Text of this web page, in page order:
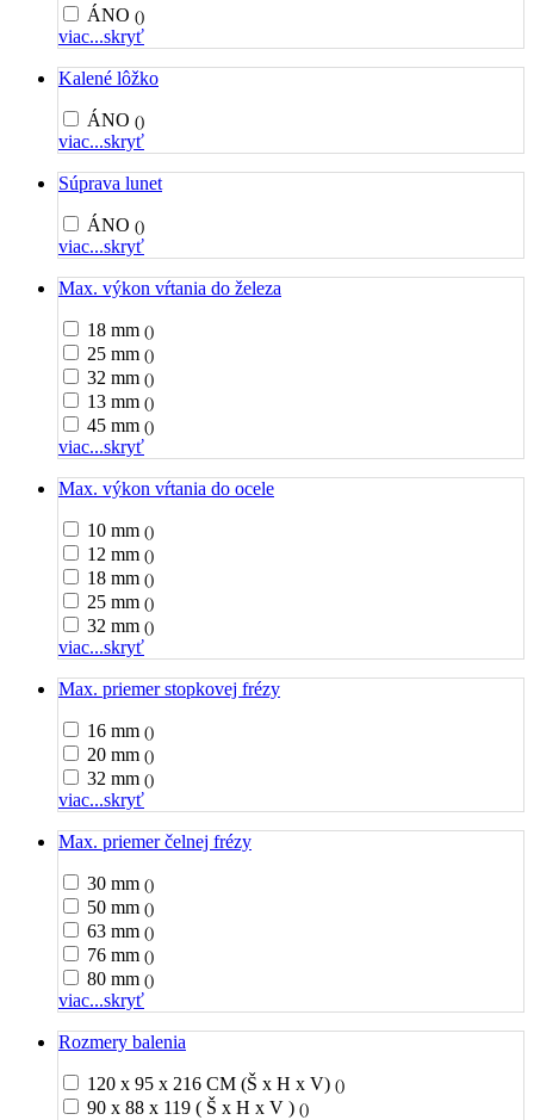
ÁNO ()
viac...skryť
Kalené lôžko
ÁNO ()
viac...skryť
Súprava lunet
ÁNO ()
viac...skryť
Max. výkon vŕtania do železa
18 mm ()
25 mm ()
32 mm ()
13 mm ()
45 mm ()
viac...skryť
Max. výkon vŕtania do ocele
10 mm ()
12 mm ()
18 mm ()
25 mm ()
32 mm ()
viac...skryť
Max. priemer stopkovej frézy
16 mm ()
20 mm ()
32 mm ()
viac...skryť
Max. priemer čelnej frézy
30 mm ()
50 mm ()
63 mm ()
76 mm ()
80 mm ()
viac...skryť
Rozmery balenia
120 x 95 x 216 CM (Š x H x V) ()
90 x 88 x 119 ( Š x H x V ) ()